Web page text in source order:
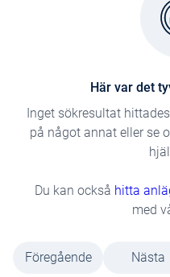
Här var det
Inget sökresultat
på något annat eller se
Du kan också hitta
med
Föregående Nästa